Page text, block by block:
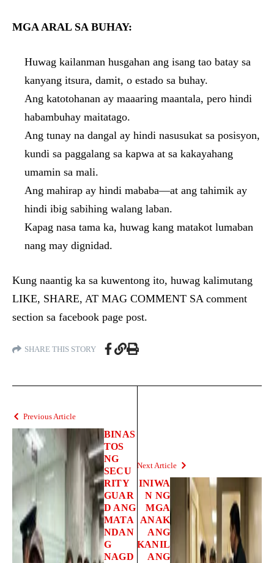
MGA ARAL SA BUHAY:
Huwag kailanman husgahan ang isang tao batay sa
kanyang itsura, damit, o estado sa buhay.
Ang katotohanan ay maaaring maantala, pero hindi
habambuhay maitatago.
Ang tunay na dangal ay hindi nasusukat sa posisyon,
kundi sa paggalang sa kapwa at sa kakayahang
umamin sa mali.
Ang mahirap ay hindi mababa—at ang tahimik ay
hindi ibig sabihing walang laban.
Kapag nasa tama ka, huwag kang matakot lumaban
nang may dignidad.
Kung naantig ka sa kuwentong ito, huwag kalimutang
LIKE, SHARE, AT MAG COMMENT SA comment
section sa facebook page post.
SHARE THIS STORY
Previous Article
BINAS
TOS
NG
SECU
RITY
GUAR
D ANG
MATA
NDAN
G
NAGD
Next Article
INIWA
N NG
MGA
ANAK
ANG
KANIL
ANG